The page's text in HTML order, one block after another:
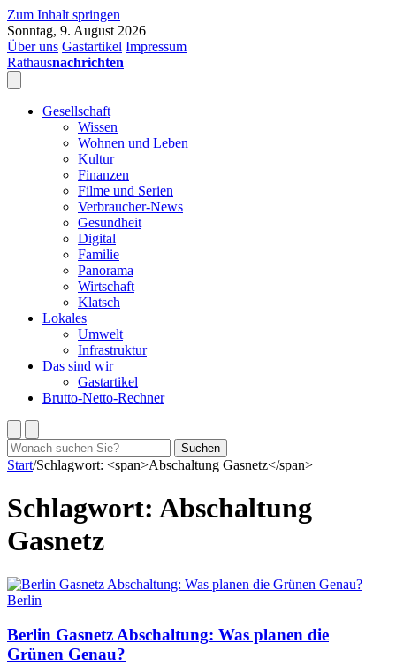
Zum Inhalt springen
Sonntag, 9. August 2026
Über uns Gastartikel Impressum
Rathausnachrichten
Gesellschaft
Wissen
Wohnen und Leben
Kultur
Finanzen
Filme und Serien
Verbraucher-News
Gesundheit
Digital
Familie
Panorama
Wirtschaft
Klatsch
Lokales
Umwelt
Infrastruktur
Das sind wir
Gastartikel
Brutto-Netto-Rechner
Suchen
nach:
Suchen
Start/Schlagwort: <span>Abschaltung Gasnetz</span>
Schlagwort: Abschaltung
Gasnetz
Berlin
Berlin Gasnetz Abschaltung: Was planen die
Grünen Genau?